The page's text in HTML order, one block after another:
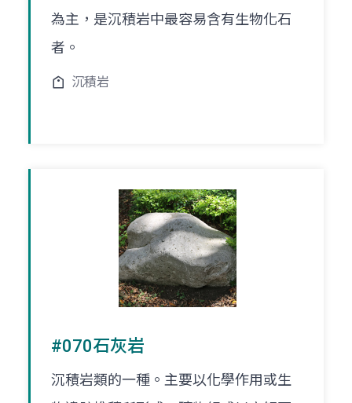
為主，是沉積岩中最容易含有生物化石
者。
沉積岩
#070石灰岩
沉積岩類的一種。主要以化學作用或生